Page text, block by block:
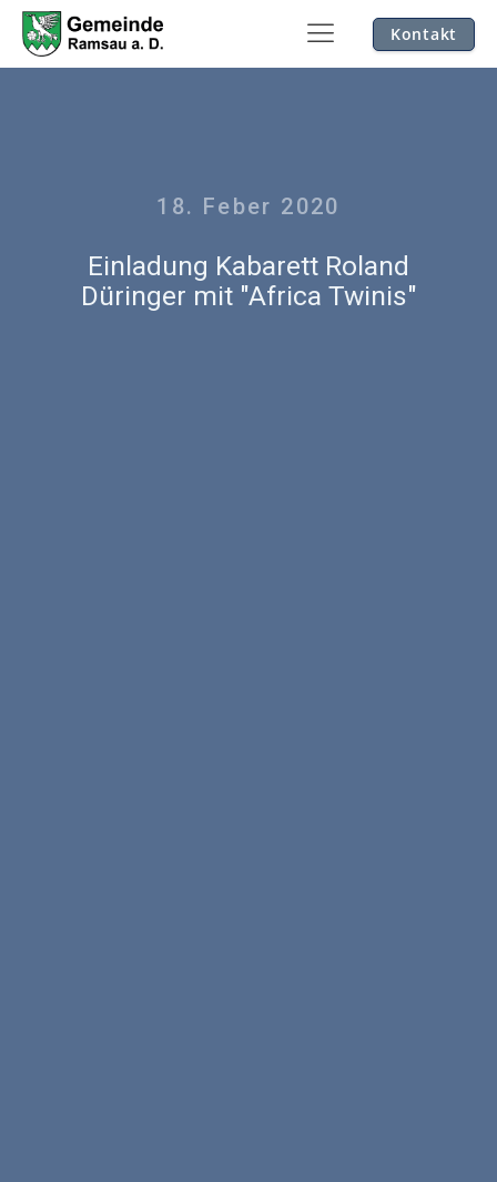
Kontakt
18. Feber 2020
Einladung Kabarett Roland
Düringer mit "Africa Twinis"